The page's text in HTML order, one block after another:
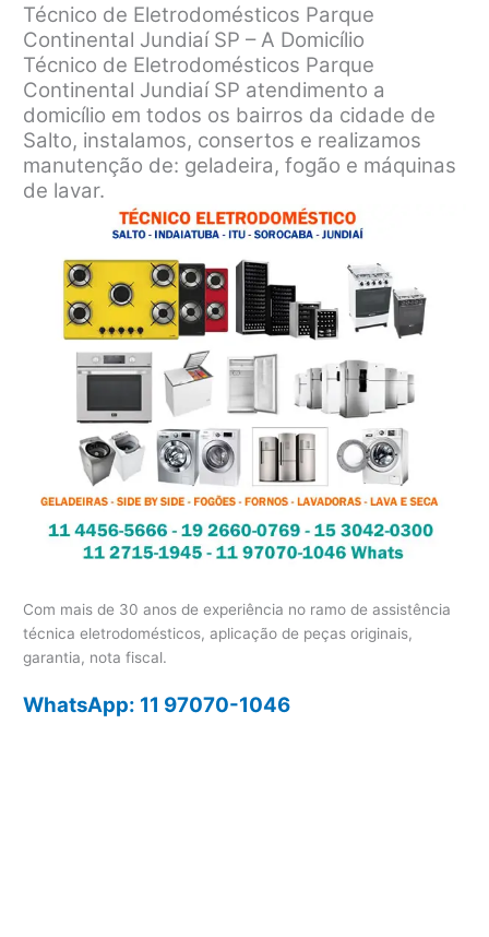
Técnico de Eletrodomésticos Parque
Continental Jundiaí SP – A Domicílio
Técnico de Eletrodomésticos Parque
Continental Jundiaí SP atendimento a
domicílio em todos os bairros da cidade de
Salto, instalamos, consertos e realizamos
manutenção de: geladeira, fogão e máquinas
de lavar.
Com mais de 30 anos de experiência no ramo de assistência
técnica eletrodomésticos, aplicação de peças originais,
garantia, nota fiscal.
WhatsApp: 11 97070-1046